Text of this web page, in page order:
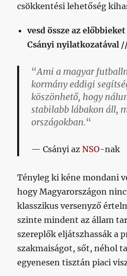
csökkentési lehetőség
vesd össze az
Csányi nyilatkozatával
“Ami a magyar
kormány eddigi
köszönhető, hogy
stabilabb lábakon áll,
országokban.“
Csányi azNSO-nak
Tényleg ki kéne mondani
hogy Magyarországon
klasszikus versenyző
szinte mindent az állam
szereplők eljátszhassák a
szakmaiságot, sőt, néhol
egyenesen tisztán piaci